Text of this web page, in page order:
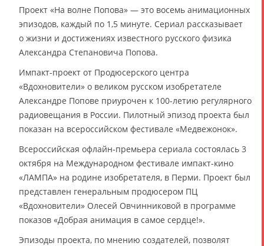
Проект «На волне Попова» — это восемь анимационных
эпизодов, каждый по 1,5 минуте. Сериал рассказывает
о жизни и достижениях известного русского физика
Александра Степановича Попова.
Импакт-проект от Продюсерского центра
«Вдохновители» о великом русском изобретателе
Александре Попове приурочен к 100-летию регулярного
радиовещания в России. Пилотный эпизод проекта был
показан на всероссийском фестивале «Медвежонок».
Всероссийская офлайн-премьера сериала состоялась 3
октября на Международном фестивале импакт-кино
«ЛАМПА» на родине изобретателя, в Перми. Проект был
представлен генеральным продюсером ПЦ
«Вдохновители» Олесей Овчинниковой в программе
показов «Добрая анимация в самое сердце!».
Эпизоды проекта, по мнению создателей, позволят